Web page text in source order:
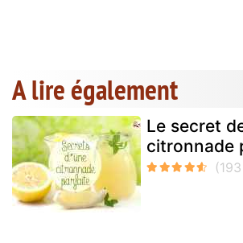
A lire également
Le secret
citronnade